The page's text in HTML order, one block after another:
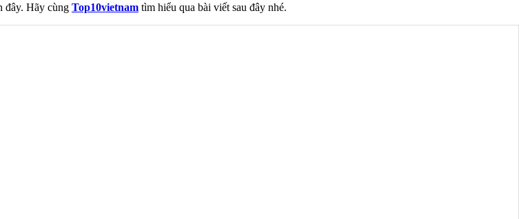
đây. Hãy cùng Top10vietnam tìm hiểu qua bài viết sau đây nhé.